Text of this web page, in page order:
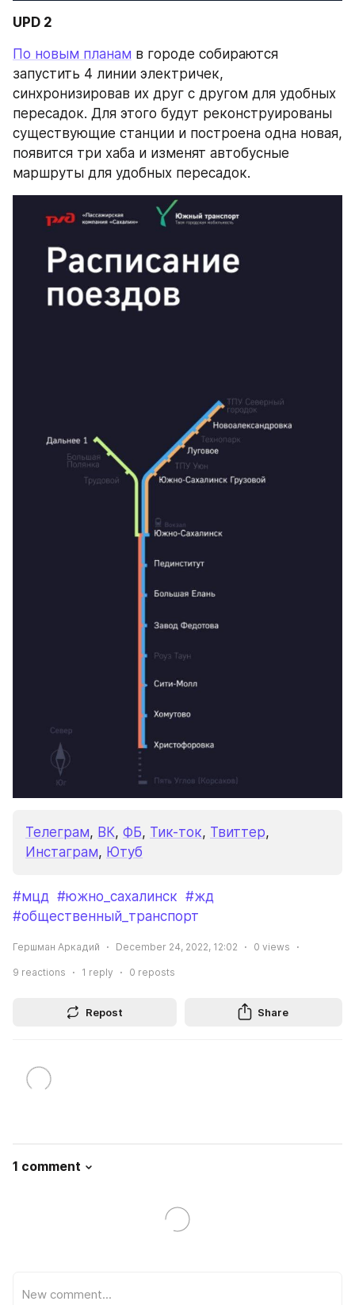
UPD 2
По новым планам в городе собираются
запустить 4 линии электричек,
синхронизировав их друг с другом для удобных
пересадок. Для этого будут реконструированы
существующие станции и построена одна новая,
появится три хаба и изменят автобусные
маршруты для удобных пересадок.
Телеграм, ВК, ФБ, Тик-ток, Твиттер
Инстаграм, Ютуб
#мцд #южно_сахалинск #жд
#общественный_транспорт
Гершман Аркадий December 24, 2022, 12:02 0 views
9 reactions 1 reply 0 reposts
Repost Share
1 comment